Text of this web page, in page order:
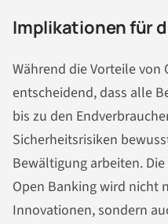
Implikationen für
Während die Vorteile von
entscheidend, dass alle
bis zu den
Sicherheitsrisiken
Bewältigung arbeiten.
Open Banking wird nicht
Innovationen, sondern